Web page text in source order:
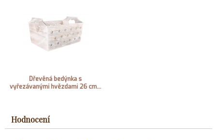
Hodnocení
Dřevěná bedýnka s
vyřezávanými hvězdami 26 cm...